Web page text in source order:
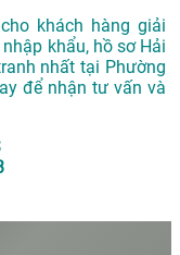
khách hàng giải
khẩu, hồ sơ Hải
nhất tại Phường
để nhận tư vấn và